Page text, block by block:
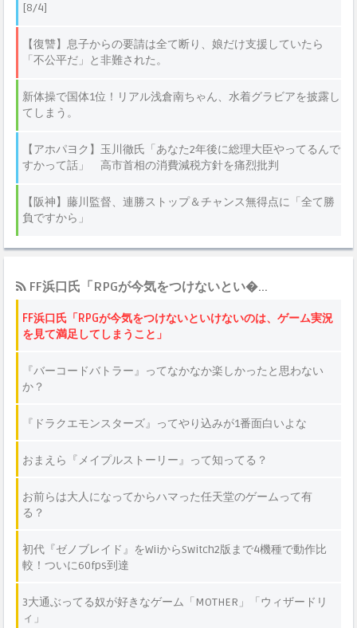
FF浜口氏「RPGが今気をつけないとい�...
FF浜口氏「RPGが今気をつけないといけないのは、ゲーム実況
を見て満足してしまうこと」
『バーコードバトラー』ってなかなか楽しかったと思わない
か？
『ドラクエモンスターズ』ってやり込みが1番面白いよな
おまえら『メイプルストーリー』って知ってる？
お前らは大人になってからハマった任天堂のゲームって有
る？
初代『ゼノブレイド』をWiiからSwitch2版まで4機種で動作比
較！ついに60fps到達
3大通ぶってる奴が好きなゲーム「MOTHER」「ウィザードリ
ィ」